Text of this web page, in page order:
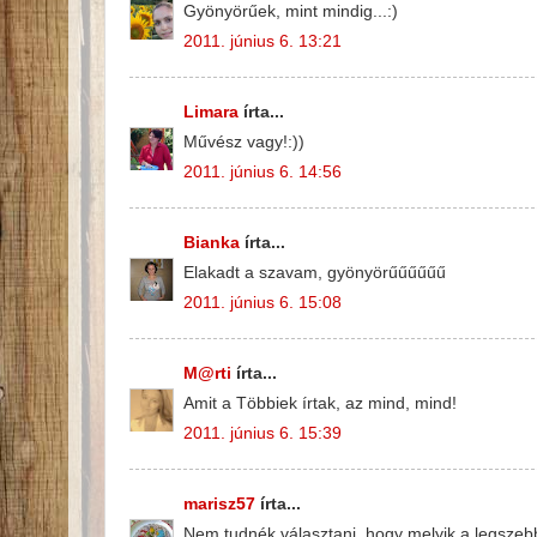
Gyönyörűek, mint mindig...:)
2011. június 6. 13:21
Limara írta...
Művész vagy!:))
2011. június 6. 14:56
Bianka írta...
Elakadt a szavam, gyönyörűűűűűű
2011. június 6. 15:08
M@rti írta...
Amit a Többiek írtak, az mind, mind!
2011. június 6. 15:39
marisz57 írta...